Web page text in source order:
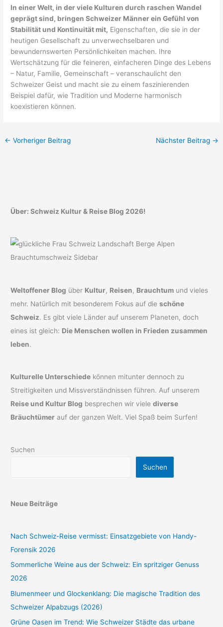
In einer Welt, in der viele Kulturen durch raschen Wandel
geprägt sind, bringen Schweizer Männer ein Gefühl von
Stabilität und Kontinuität mit, Eigenschaften, die sie in der
heutigen Gesellschaft zu unverwechselbaren und
bewundernswerten Persönlichkeiten machen. Ihre
Wertschätzung für die feineren, einfacheren Dinge des Lebens
– Natur, Familie, Gemeinschaft – veranschaulicht den
Schweizer Geist und macht sie zu einem faszinierenden
Beispiel dafür, wie Tradition und Moderne harmonisch
koexistieren können.
← Vorheriger Beitrag Nächster Beitrag →
Über: Schweiz Kultur & Reise Blog 2026!
Weltoffener Blog über Kultur, Reisen, Brauchtum und vieles
mehr. Natürlich mit besonderem Fokus auf dieschöne
Schweiz. Es gibt viele Länder auf unserem Planeten, doch
eines ist gleich: Die Menschen wollen in Frieden zusammen
leben.
Kulturelle Unterschiede können mitunter dennoch zu
Streitigkeiten und Missverständnissen führen. Auf unserem
Reise und Kultur Blog besprechen wir vielediverse
Bräuchtümer auf der ganzen Welt. Viel Spaß beim Surfen!
Suchen
Suchen
Neue Beiträge
Nach Schweiz-Reise vermisst: Einsatzgebiete von Handy-
Forensik 2026
Sommerliche Weine aus der Schweiz: Ein spritziger Genuss
2026
Blumenmeer und Glockenklang: Die magische Tradition des
Schweizer Alpabzugs (2026)
Grüne Oasen im Trend: Wie Schweizer Städte das urbane